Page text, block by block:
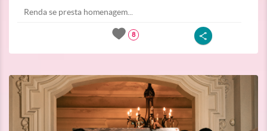
Renda se presta homenagem...
8